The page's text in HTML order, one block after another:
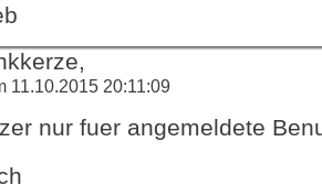
11.10.2015 20:11:09
nur fuer angemeldete